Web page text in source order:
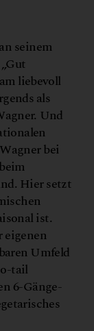
seinem
liebevoll
als
Und
bei
Hier setzt
ist.
eigenen
Umfeld
tail
6-Gänge-